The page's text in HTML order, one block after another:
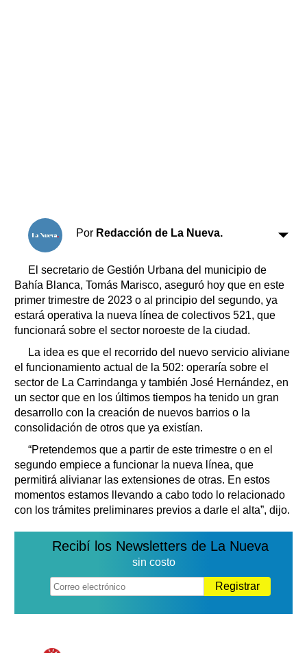
Por Redacción de La Nueva.
El secretario de Gestión Urbana del municipio de
Bahía Blanca, Tomás Marisco, aseguró hoy que en este
primer trimestre de 2023 o al principio del segundo, ya
estará operativa la nueva línea de colectivos 521, que
funcionará sobre el sector noroeste de la ciudad.
La idea es que el recorrido del nuevo servicio aliviane
el funcionamiento actual de la 502: operaría sobre el
sector de La Carrindanga y también José Hernández, en
un sector que en los últimos tiempos ha tenido un gran
desarrollo con la creación de nuevos barrios o la
consolidación de otros que ya existían.
“Pretendemos que a partir de este trimestre o en el
segundo empiece a funcionar la nueva línea, que
permitirá alivianar las extensiones de otras. En estos
momentos estamos llevando a cabo todo lo relacionado
con los trámites preliminares previos a darle el alta”, dijo.
Recibí los Newsletters de La Nueva
sin costo
Registrar